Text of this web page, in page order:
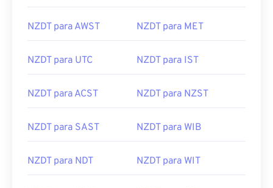
NZDT para AWST NZDT para MET
NZDT para UTC NZDT para IST
NZDT para ACST NZDT para NZST
NZDT para SAST NZDT para WIB
NZDT para NDT NZDT para WIT